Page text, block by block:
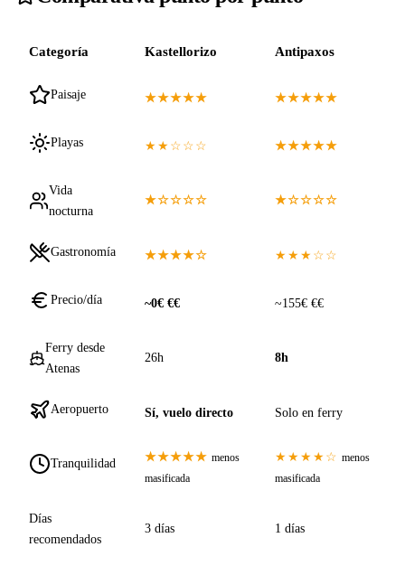
Categoría Kastellorizo Antipaxos
Paisaje ★★★★★ ★★★★★
Playas ★★☆☆☆ ★★★★★
Vida
nocturna
★☆☆☆☆ ★☆☆☆☆
Gastronomía ★★★★☆ ★★★☆☆
Precio/día ~0€ €€ ~155€ €€
Ferry desde
Atenas
26h 8h
Aeropuerto Sí, vuelo directo Solo en ferry
Tranquilidad ★★★★★ menos
masificada
★★★★☆ menos
masificada
Días
recomendados
3 días 1 días